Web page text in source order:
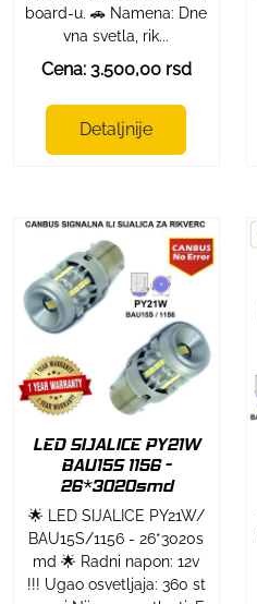
board-u. 🚗 Namena: Dne
vna svetla, rik...
Cena: 3.500,00 rsd
Detaljnije
LED SIJALICE PY21W
BAU15S 1156 -
26*3020smd
🌟 LED SIJALICE PY21W/
BAU15S/1156 - 26*3020s
md 🌟 Radni napon: 12v
!!! Ugao osvetljaja: 360 st